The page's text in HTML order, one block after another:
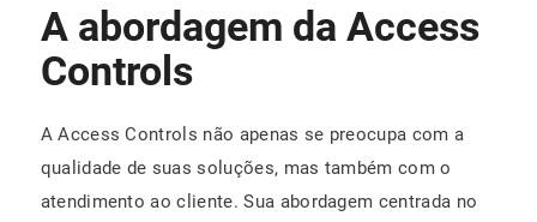
A abordagem da Access
Controls
A Access Controls não apenas se preocupa com a
qualidade de suas soluções, mas também com o
atendimento ao cliente. Sua abordagem centrada no